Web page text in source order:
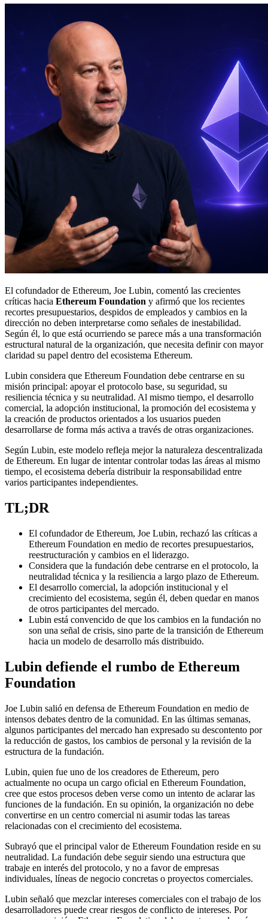
El cofundador de Ethereum, Joe Lubin, comentó las crecientes
críticas hacia Ethereum Foundation y afirmó que los recientes
recortes presupuestarios, despidos de empleados y cambios en la
dirección no deben interpretarse como señales de inestabilidad.
Según él, lo que está ocurriendo se parece más a una transformación
estructural natural de la organización, que necesita definir con mayor
claridad su papel dentro del ecosistema Ethereum.
Lubin considera que Ethereum Foundation debe centrarse en su
misión principal: apoyar el protocolo base, su seguridad, su
resiliencia técnica y su neutralidad. Al mismo tiempo, el desarrollo
comercial, la adopción institucional, la promoción del ecosistema y
la creación de productos orientados a los usuarios pueden
desarrollarse de forma más activa a través de otras organizaciones.
Según Lubin, este modelo refleja mejor la naturaleza descentralizada
de Ethereum. En lugar de intentar controlar todas las áreas al mismo
tiempo, el ecosistema debería distribuir la responsabilidad entre
varios participantes independientes.
TL;DR
El cofundador de Ethereum, Joe Lubin, rechazó las críticas a
Ethereum Foundation en medio de recortes presupuestarios,
reestructuración y cambios en el liderazgo.
Considera que la fundación debe centrarse en el protocolo, la
neutralidad técnica y la resiliencia a largo plazo de Ethereum.
El desarrollo comercial, la adopción institucional y el
crecimiento del ecosistema, según él, deben quedar en manos
de otros participantes del mercado.
Lubin está convencido de que los cambios en la fundación no
son una señal de crisis, sino parte de la transición de Ethereum
hacia un modelo de desarrollo más distribuido.
Lubin defiende el rumbo de Ethereum
Foundation
Joe Lubin salió en defensa de Ethereum Foundation en medio de
intensos debates dentro de la comunidad. En las últimas semanas,
algunos participantes del mercado han expresado su descontento por
la reducción de gastos, los cambios de personal y la revisión de la
estructura de la fundación.
Lubin, quien fue uno de los creadores de Ethereum, pero
actualmente no ocupa un cargo oficial en Ethereum Foundation,
cree que estos procesos deben verse como un intento de aclarar las
funciones de la fundación. En su opinión, la organización no debe
convertirse en un centro comercial ni asumir todas las tareas
relacionadas con el crecimiento del ecosistema.
Subrayó que el principal valor de Ethereum Foundation reside en su
neutralidad. La fundación debe seguir siendo una estructura que
trabaje en interés del protocolo, y no a favor de empresas
individuales, líneas de negocio concretas o proyectos comerciales.
Lubin señaló que mezclar intereses comerciales con el trabajo de los
desarrolladores puede crear riesgos de conflicto de intereses. Por